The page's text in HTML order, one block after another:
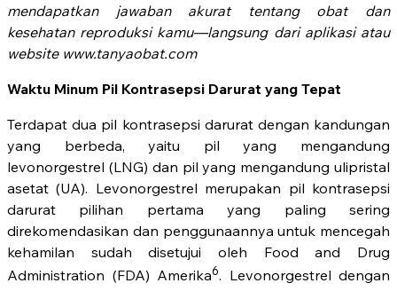
mendapatkan jawaban akurat tentang obat dan
kesehatan reproduksi kamu—langsung dari aplikasi atau
website www.tanyaobat.com
Waktu Minum Pil Kontrasepsi Darurat yang Tepat
Terdapat dua pil kontrasepsi darurat dengan kandungan
yang berbeda, yaitu pil yang mengandung
levonorgestrel (LNG) dan pil yang mengandung ulipristal
asetat (UA). Levonorgestrel merupakan pil kontrasepsi
darurat pilihan pertama yang paling sering
direkomendasikan dan penggunaannya untuk mencegah
kehamilan sudah disetujui oleh Food and Drug
Administration (FDA) Amerika6. Levonorgestrel dengan